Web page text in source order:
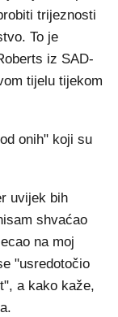
trijeznosti
To je
iz SAD-
tijelu tijekom
onih" koji su
uvijek bih
shvaćao
na moj
"usredotočio
a kako kaže,